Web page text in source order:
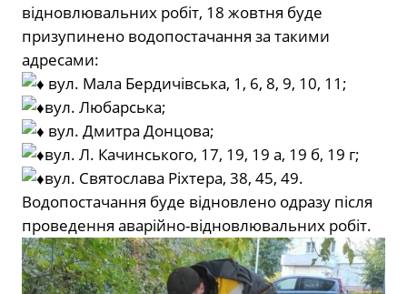
відновлювальних робіт, 18 жовтня буде
призупинено водопостачання за такими
адресами:
вул. Мала Бердичівська, 1, 6, 8, 9, 10, 11;
вул. Любарська;
вул. Дмитра Донцова;
вул. Л. Качинського, 17, 19, 19 а, 19 б, 19 г;
вул. Святослава Ріхтера, 38, 45, 49.
Водопостачання буде відновлено одразу після
проведення аварійно-відновлювальних робіт.